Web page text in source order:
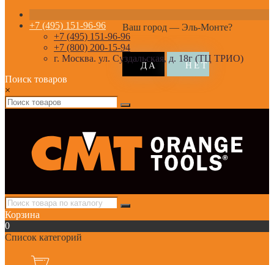
Ваш город — Эль-Монте?
+7 (495) 151-96-96
+7 (495) 151-96-96
+7 (800) 200-15-94
г. Москва. ул. Суздальская, д. 18г (ТЦ ТРИО)
Поиск товаров
×
Корзина
0
Список категорий